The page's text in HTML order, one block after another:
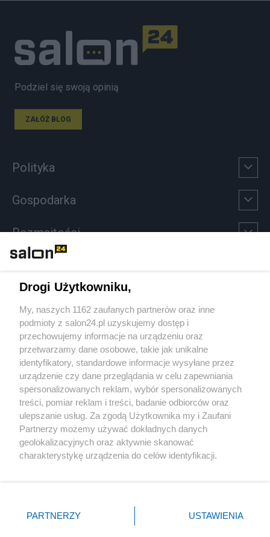
Podziel się swoją opinią
ZAŁÓŻ BLOG
Polityka
Gospodarka
Rozmaitości
Sport
Społeczeństwo
Kultura
X Facebook Instagram Youtube
Drogi Użytkowniku,
My, naszych 1162 zaufanych partnerów oraz inne
podmioty z salon24.pl uzyskujemy dostęp i
przechowujemy informacje na urządzeniu oraz
przetwarzamy dane osobowe, takie jak unikalne
identyfikatory, standardowe informacje wysyłane przez
urządzenie czy dane przeglądania w celu zapewniania
spersonalizowanych reklam, wybór spersonalizowanych
treści, pomiar reklam i treści, badanie odbiorców oraz
ulepszanie usług. Za zgodą Użytkownika my i Zaufani
Partnerzy możemy używać dokładnych danych
geolokalizacyjnych oraz aktywnie skanować
charakterystykę urządzenia do celów identyfikacji.
zmienić/wycofać klikając przycisk ustawień prywatności
znajdujący się w lewym dolnym rogu strony
PARTNERZY USTAWIENIA